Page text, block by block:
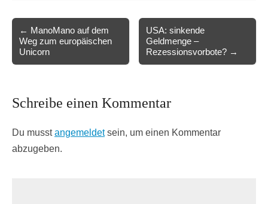
navigation
← ManoMano auf dem
Weg zum europäischen
Unicorn
USA: sinkende
Geldmenge –
Rezessionsvorbote? →
Schreibe einen Kommentar
Du musstangemeldetsein, um einen Kommentar
abzugeben.